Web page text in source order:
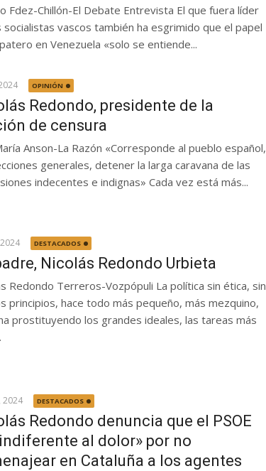
Fdez-Chillón-El Debate Entrevista El que fuera líder
socialistas vascos también ha esgrimido que el papel
en Venezuela «solo se entiende...
OPINIÓN
Redondo, presidente de la
de censura
Anson-La Razón «Corresponde al pueblo español,
generales, detener la larga caravana de las
indecentes e indignas» Cada vez está más...
DESTACADOS
Nicolás Redondo Urbieta
Redondo Terreros-Vozpópuli La política sin ética, sin
principios, hace todo más pequeño, más mezquino,
prostituyendo los grandes ideales, las tareas más
2024 DESTACADOS
Redondo denuncia que el PSOE
al dolor» por no
en Cataluña a los agentes